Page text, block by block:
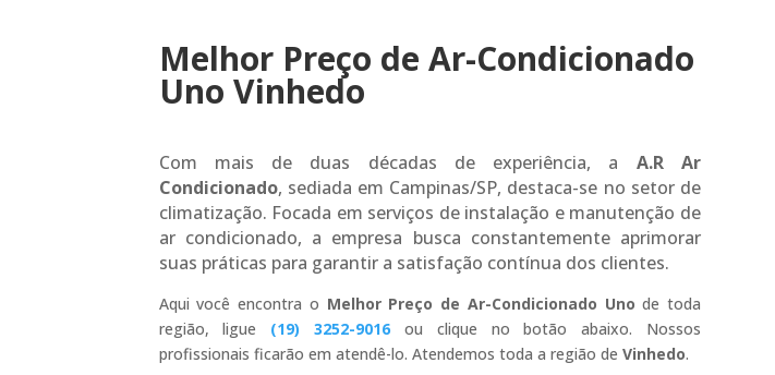
Melhor Preço de Ar-Condicionado
Uno Vinhedo
Com mais de duas décadas de experiência, a A.R Ar
Condicionado, sediada em Campinas/SP, destaca-se no setor de
climatização. Focada em serviços de instalação e manutenção de
ar condicionado, a empresa busca constantemente aprimorar
suas práticas para garantir a satisfação contínua dos clientes.
Aqui você encontra o Melhor Preço de Ar-Condicionado Unode toda
região, ligue (19) 3252-9016 ou clique no botão abaixo. Nossos
profissionais ficarão em atendê-lo. Atendemos toda a região de Vinhedo.